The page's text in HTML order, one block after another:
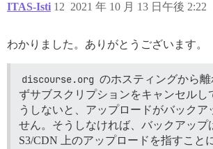
ITAS-Isti 2021 年 10 月 13 日午後 2:22
12
わかりました。ありがとうございます。
discourse.org のホスティングから離
ずサブスクリプションをキャンセルし
うしないと、アップロードがバックア
せん。そうしなければ、バックアップ
S3/CDN 上のアップロードを指すこと